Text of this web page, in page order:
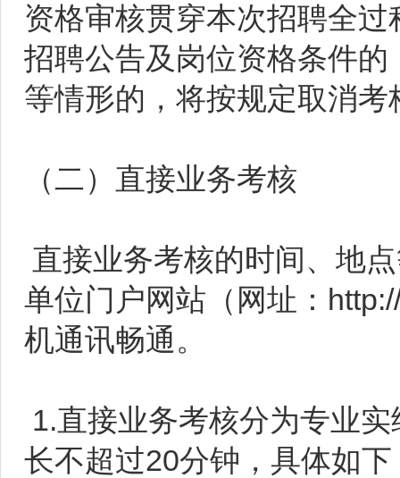
资格审核贯穿本次招聘全
招聘公告及岗位资格条件
等情形的，将按规定取消考
（二）直接业务考核
直接业务考核的时间、地
单位门户网站（网址：
机通讯畅通。
1.直接业务考核分为专业
长不超过20分钟，具体如下